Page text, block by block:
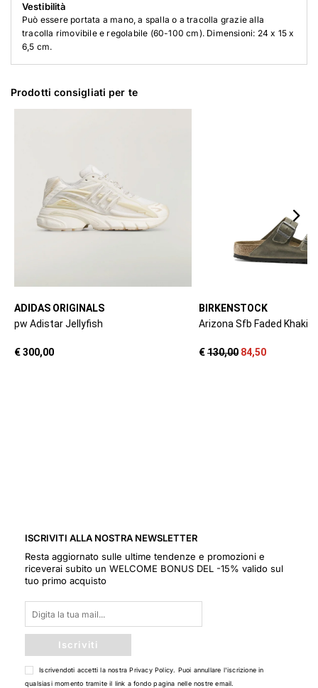
Vestibilità
Può essere portata a mano, a spalla o a tracolla grazie alla
tracolla rimovibile e regolabile (60-100 cm). Dimensioni: 24 x 15 x
6,5 cm.
Prodotti consigliati per te
ISCRIVITI ALLA NOSTRA NEWSLETTER
Resta aggiornato sulle ultime tendenze e promozioni e
riceverai subito un WELCOME BONUS DEL -15% valido sul
tuo primo acquisto
Iscriviti
Iscrivendoti accetti la nostraPrivacy Policy . Puoi annullare l'iscrizione in
qualsiasi momento tramite il link a fondo pagina nelle nostre email.